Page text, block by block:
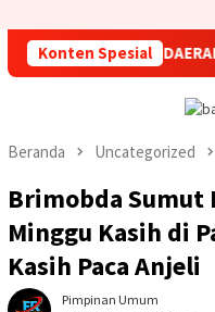
Konten Spesial
I SIKAT
Beranda Uncategorized
Brimobda Sumut
Minggu Kasih di
Kasih Paca Anjeli
Pimpinan Umum